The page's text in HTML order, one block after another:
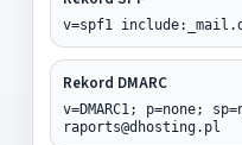
v=spf1
Rekord DMARC
v=DMARC1; p=none;
raports@dhosting.pl